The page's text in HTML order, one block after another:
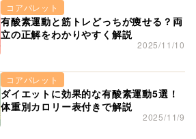
コアパレット
有酸素運動と筋トレどっちが痩せる？両
立の正解をわかりやすく解説
2025/11/10
コアパレット
ダイエットに効果的な有酸素運動5選！
体重別カロリー表付きで解説
2025/11/9